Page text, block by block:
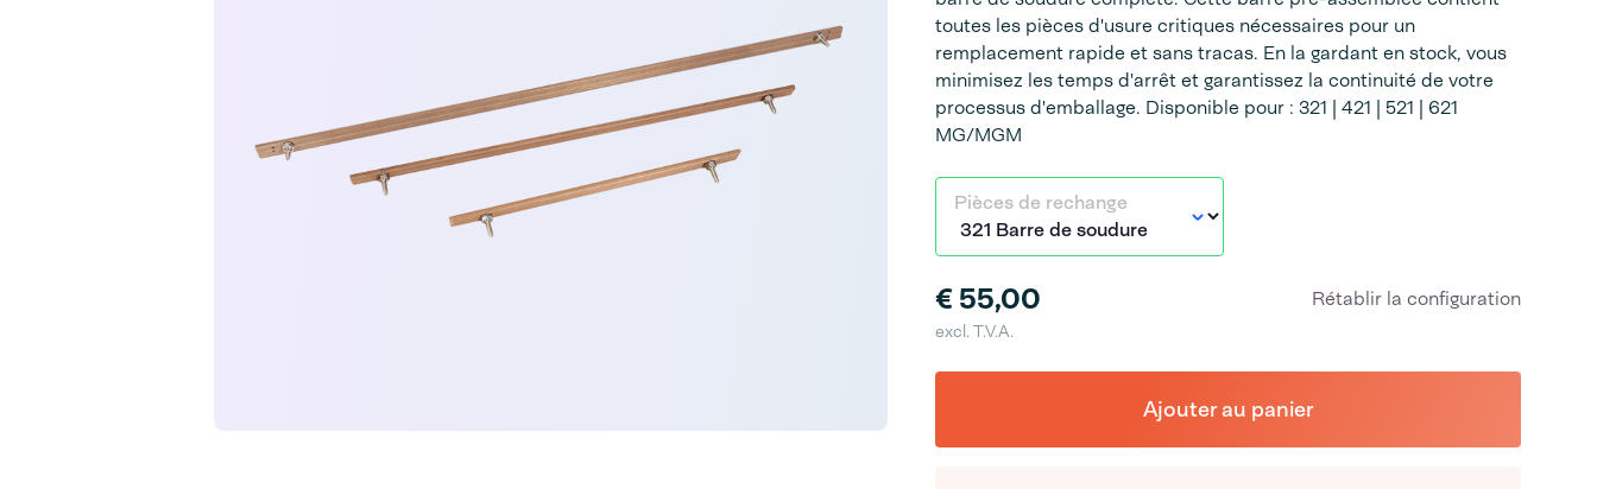
toutes les pièces d'usure critiques nécessaires pour un
remplacement rapide et sans tracas. En la gardant en stock, vous
minimisez les temps d'arrêt et garantissez la continuité de votre
processus d'emballage. Disponible pour : 321 | 421 | 521 | 621
MG/MGM
Pièces de rechange
€ 55,00
excl. T.V.A.
Rétablir la configuration
Ajouter au panier